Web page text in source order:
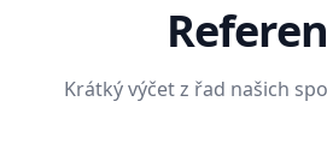
Krátký výčet z řad našich